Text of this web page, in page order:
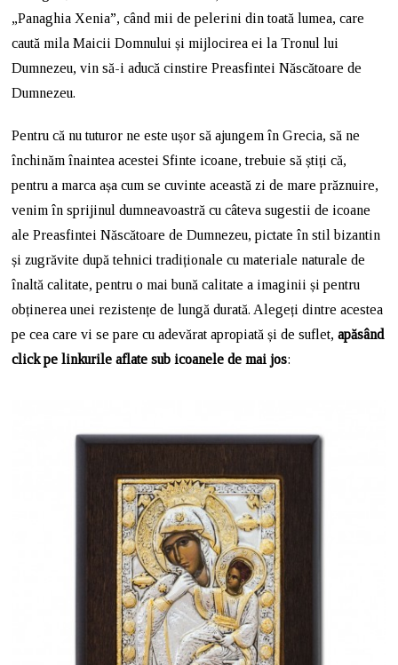
„Panaghia Xenia”, când mii de pelerini din toată lumea, care
caută mila Maicii Domnului și mijlocirea ei la Tronul lui
Dumnezeu, vin să-i aducă cinstire Preasfintei Născătoare de
Dumnezeu.
Pentru că nu tuturor ne este ușor să ajungem în Grecia, să ne
închinăm înaintea acestei Sfinte icoane, trebuie să știți că,
pentru a marca așa cum se cuvinte această zi de mare prăznuire,
venim în sprijinul dumneavoastră cu câteva sugestii de icoane
ale Preasfintei Născătoare de Dumnezeu, pictate în stil bizantin
și zugrăvite după tehnici tradiționale cu materiale naturale de
înaltă calitate, pentru o mai bună calitate a imaginii și pentru
obținerea unei rezistențe de lungă durată. Alegeți dintre acestea
pe cea care vi se pare cu adevărat apropiată și de suflet,apăsând
click pe linkurile aflate sub icoanele de mai jos: